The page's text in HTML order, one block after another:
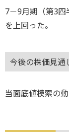
7－9月期（第3四
を上回った。
今後の株価見通
当面底値模索の動